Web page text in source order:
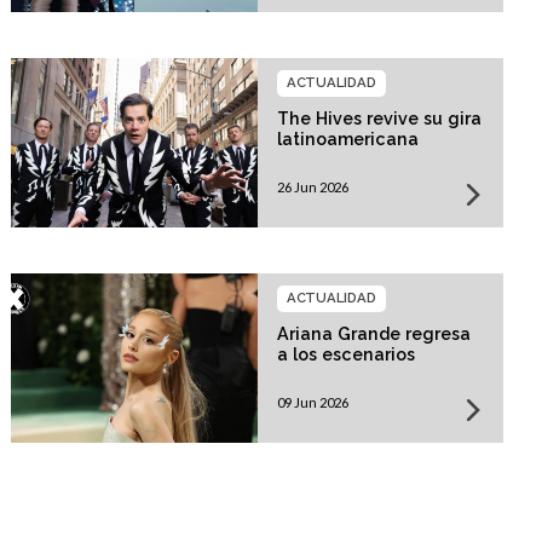
The Hives revive su gira
latinoamericana
ACTUALIDAD
26 Jun 2026
Ariana Grande regresa
a los escenarios
ACTUALIDAD
09 Jun 2026